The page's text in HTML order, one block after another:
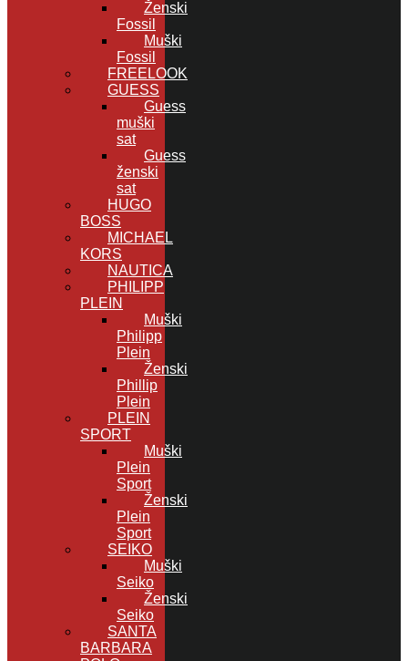
Ženski
Fossil
Muški
Fossil
FREELOOK
GUESS
Guess
muški
sat
Guess
ženski
sat
HUGO
BOSS
MICHAEL
KORS
NAUTICA
PHILIPP
PLEIN
Muški
Philipp
Plein
Ženski
Phillip
Plein
PLEIN
SPORT
Muški
Plein
Sport
Ženski
Plein
Sport
SEIKO
Muški
Seiko
Ženski
Seiko
SANTA
BARBARA